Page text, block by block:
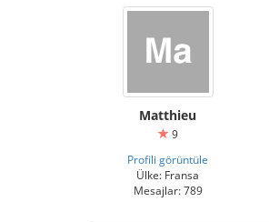
Matthieu
9
Profili görüntüle
Ülke: Fransa
Mesajlar: 789